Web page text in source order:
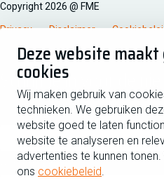
Deze website
cookies
Wij maken gebruik van
technieken. We gebruiken
website goed te laten
website te analyseren en
advertenties te kunnen
ons cookiebeleid.
Copyright 2026 @ FME
Privacy Disclaimer
Schrijf je in voor de
Voornaam
Achternaam